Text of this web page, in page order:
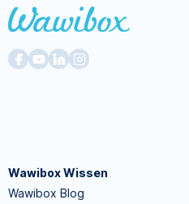
Wawibox Wissen
Wawibox Blog